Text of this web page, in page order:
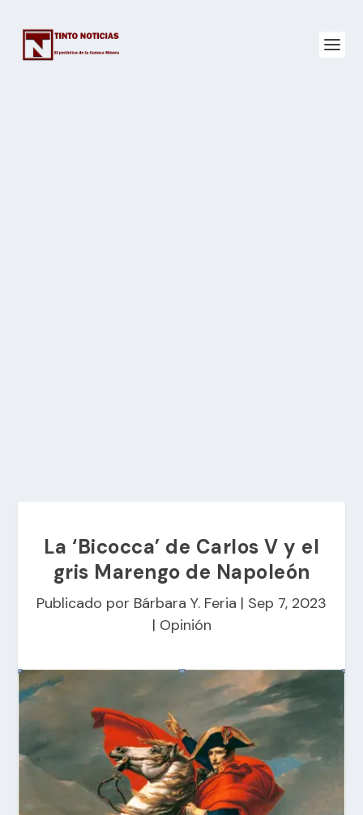
La ‘Bicocca’ de Carlos V y el
gris Marengo de Napoleón
Publicado por Bárbara Y. Feria | Sep 7, 2023
| Opinión